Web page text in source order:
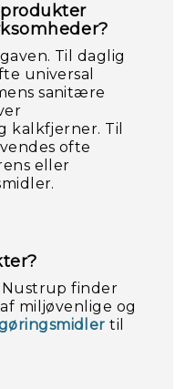
Til daglig
universal
sanitære
kalkfjerner. Til
ofte
eller
Nustrup finder
miljøvenlige og
til